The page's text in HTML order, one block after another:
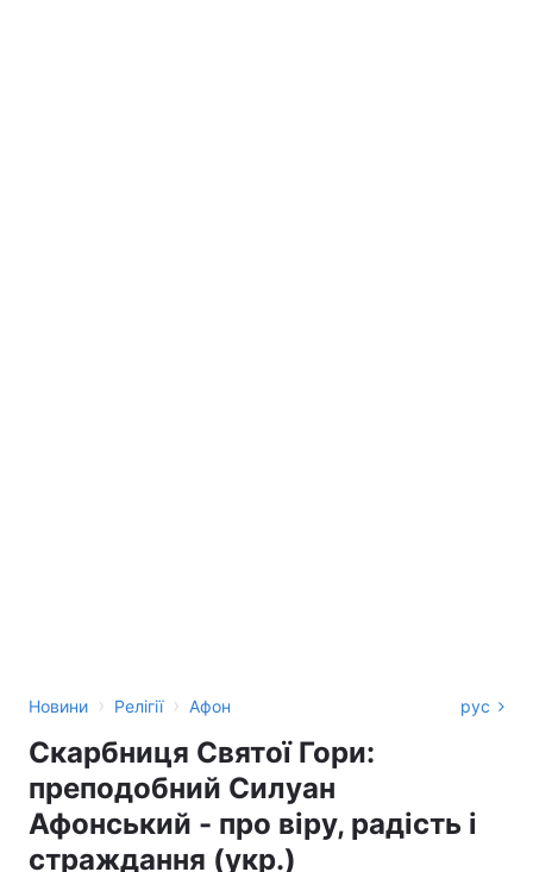
Новини › Релігії › Афон рус
Скарбниця Святої Гори:
преподобний Силуан
Афонський - про віру, радість і
страждання (укр.)